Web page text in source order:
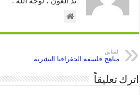
السابق
مناهج فلسفة الجغرافيا البشرية
اترك تعليقاً